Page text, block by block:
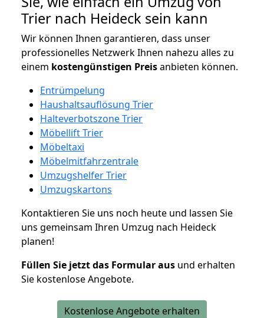
Trier nach Heideck sein kann
Wir können Ihnen garantieren, dass unser
professionelles Netzwerk Ihnen nahezu alles zu
einem kostengünstigen Preisanbieten können.
Entrümpelung
Haushaltsauflösung Trier
Halteverbotszone Trier
Möbellift Trier
Möbeltaxi
Möbelmitfahrzentrale
Umzugshelfer Trier
Umzugskartons
Kontaktieren Sie uns noch heute und lassen Sie
uns gemeinsam Ihren Umzug nach Heideck
planen!
Füllen Sie jetzt das Formular aus und erhalten
Sie kostenlose Angebote.
Kostenlose Angebote erhalten